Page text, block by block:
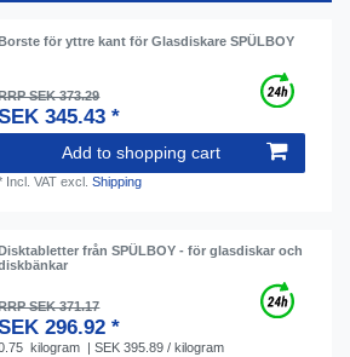
för yttre kant för Glasdiskare SPÜLBOY
SEK 373.29
345.43 *
Add to shopping cart
Incl. VAT excl.Shipping
Disktabletter från SPÜLBOY - för glasdiskar och
SEK 371.17
296.92 *
kilogram | SEK 395.89 / kilogram